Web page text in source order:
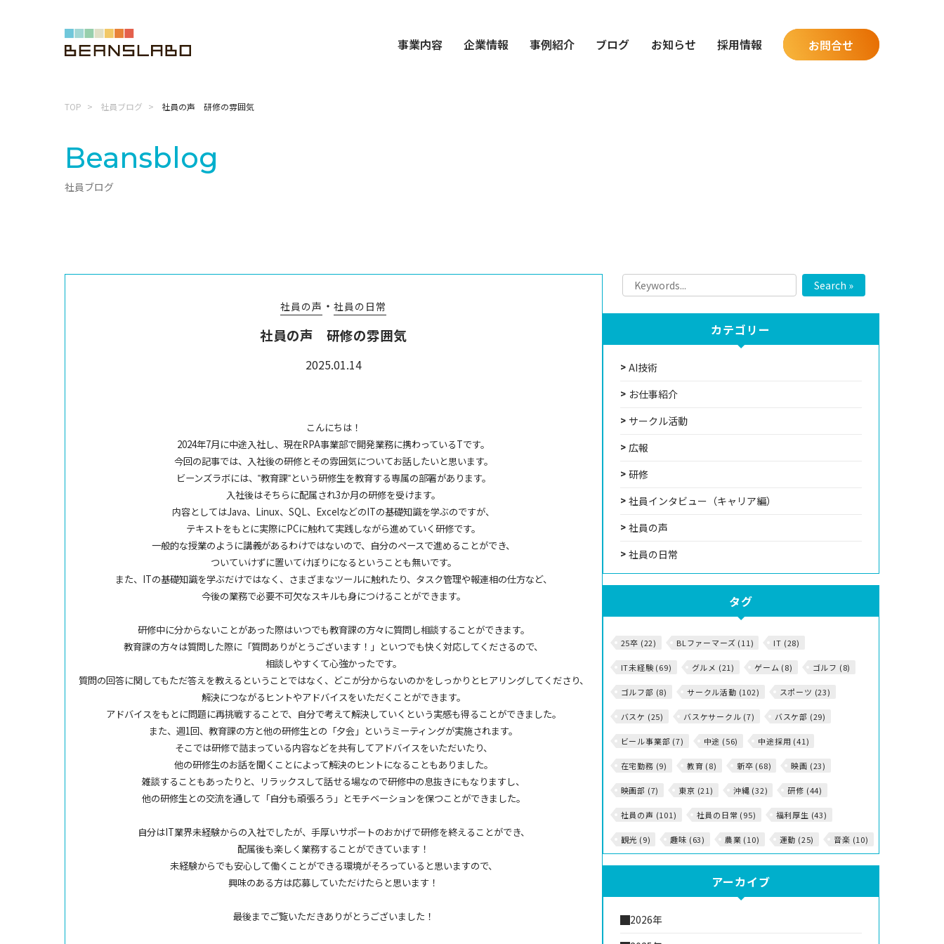
事業内容 企業情報 事例紹介 ブログ お知らせ 採用情報 お問合せ
TOP 社員ブログ 社員の声 研修の雰囲気
Beansblog
社員ブログ
社員の声 ・社員の日常
社員の声 研修の雰囲気
2025.01.14
こんにちは！
2024年7月に中途入社し、現在RPA事業部で開発業務に携わっているTです。
今回の記事では、入社後の研修とその雰囲気についてお話したいと思います。
ビーンズラボには、‟教育課‟という研修生を教育する専属の部署があります。
入社後はそちらに配属され3か月の研修を受けます。
内容としてはJava、Linux、SQL、ExcelなどのITの基礎知識を学ぶのですが、
テキストをもとに実際にPCに触れて実践しながら進めていく研修です。
一般的な授業のように講義があるわけではないので、自分のペースで進めることができ、
ついていけずに置いてけぼりになるということも無いです。
また、ITの基礎知識を学ぶだけではなく、さまざまなツールに触れたり、タスク管理や報連相の仕方など、
今後の業務で必要不可欠なスキルも身につけることができます。
研修中に分からないことがあった際はいつでも教育課の方々に質問し相談することができます。
教育課の方々は質問した際に「質問ありがとうございます！」といつでも快く対応してくださるので、
相談しやすくて心強かったです。
質問の回答に関してもただ答えを教えるということではなく、どこが分からないのかをしっかりとヒアリングしてくださり、
解決につながるヒントやアドバイスをいただくことができます。
アドバイスをもとに問題に再挑戦することで、自分で考えて解決していくという実感も得ることができました。
また、週1回、教育課の方と他の研修生との「夕会」というミーティングが実施されます。
そこでは研修で詰まっている内容などを共有してアドバイスをいただいたり、
他の研修生のお話を聞くことによって解決のヒントになることもありました。
雑談することもあったりと、リラックスして話せる場なので研修中の息抜きにもなりますし、
他の研修生との交流を通して「自分も頑張ろう」とモチベーションを保つことができました。
自分はIT業界未経験からの入社でしたが、手厚いサポートのおかげで研修を終えることができ、
配属後も楽しく業務することができています！
未経験からでも安心して働くことができる環境がそろっていると思いますので、
興味のある方は応募していただけたらと思います！
最後までご覧いただきありがとうございました！
Search »
カテゴリー
AI技術
お仕事紹介
サークル活動
広報
研修
社員インタビュー（キャリア編）
社員の声
社員の日常
タグ
25卒 (22) BLファーマーズ (11) IT (28)
IT未経験 (69) グルメ (21) ゲーム (8) ゴルフ (8)
ゴルフ部 (8) サークル活動 (102) スポーツ (23)
バスケ (25) バスケサークル (7) バスケ部 (29)
ビール事業部 (7) 中途 (56) 中途採用 (41)
在宅勤務 (9) 教育 (8) 新卒 (68) 映画 (23)
映画部 (7) 東京 (21) 沖縄 (32) 研修 (44)
社員の声 (101) 社員の日常 (95) 福利厚生 (43)
観光 (9) 趣味 (63) 農業 (10) 運動 (25) 音楽 (10)
アーカイブ
2026年